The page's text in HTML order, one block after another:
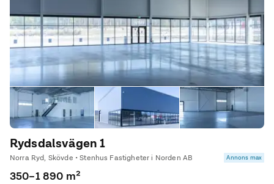
Rydsdalsvägen 1
Norra Ryd, Skövde • Stenhus Fastigheter i Norden AB Annons max
350–1 890 m²